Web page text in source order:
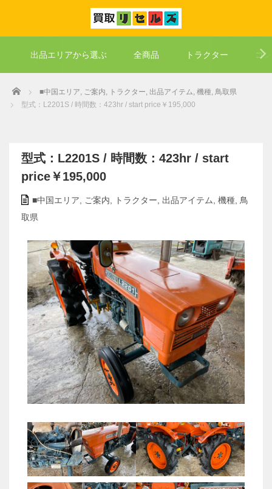
出品エリアから選ぶ 全商品 トラクター コ
Home ■中国エリア, ご案内, トラクター, 出品アイテム, 機種, 鳥取県
型式：L2201S / 時間数：423hr / start price￥195,000
型式：L2201S / 時間数：423hr / start
price￥195,000
■中国エリア ご案内 トラクター 出品アイテム 機種 鳥
取県